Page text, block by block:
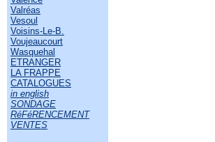
Valréas
Vesoul
Voisins-Le-B.
Voujeaucourt
Wasquehal
ETRANGER
LA FRAPPE
CATALOGUES
in english
SONDAGE
RéFéRENCEMENT
VENTES